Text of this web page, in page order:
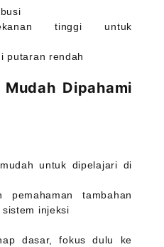
tinggi untuk
putaran rendah
Dipahami
untuk dipelajari di
tambahan
injeksi
dasar, fokus dulu ke